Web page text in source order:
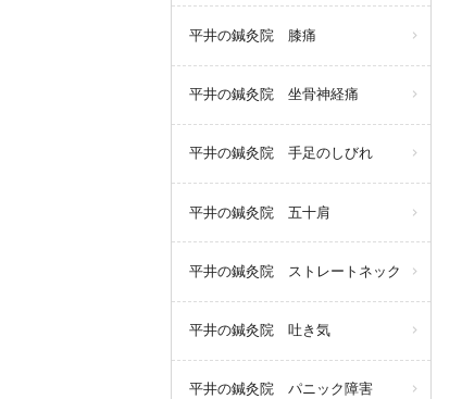
平井の鍼灸院 膝痛
平井の鍼灸院 坐骨神経痛
平井の鍼灸院 手足のしびれ
平井の鍼灸院 五十肩
平井の鍼灸院 ストレートネック
平井の鍼灸院 吐き気
平井の鍼灸院 パニック障害